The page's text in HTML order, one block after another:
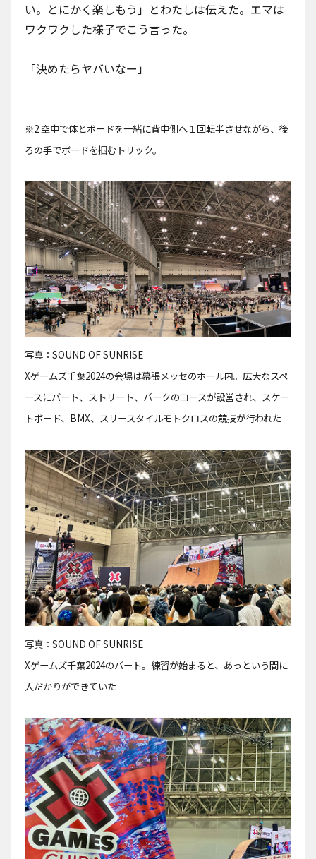
い。とにかく楽しもう」とわたしは伝えた。エマは
ワクワクした様子でこう言った。
「決めたらヤバいなー」
※2 空中で体とボードを一緒に背中側へ１回転半させながら、後
ろの手でボードを掴むトリック。
写真：SOUND OF SUNRISE
Xゲームズ千葉2024の会場は幕張メッセのホール内。広大なスペ
ースにバート、ストリート、パークのコースが設営され、スケー
トボード、BMX、スリースタイルモトクロスの競技が行われた
写真：SOUND OF SUNRISE
Xゲームズ千葉2024のバート。練習が始まると、あっという間に
人だかりができていた